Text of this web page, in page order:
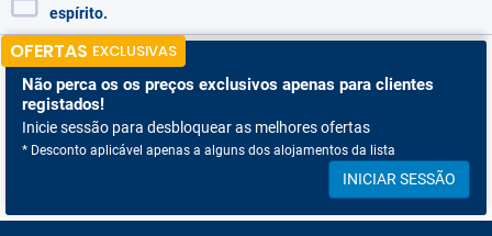
espírito.
OFERTAS EXCLUSIVAS
Não perca os os preços exclusivos apenas para clientes
registados!
Inicie sessão para desbloquear as melhores ofertas
* Desconto aplicável apenas a alguns dos alojamentos da lista
INICIAR SESSÃO